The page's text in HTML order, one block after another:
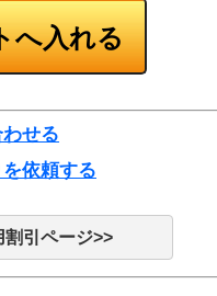
せる
を依頼する
割引ページ>>